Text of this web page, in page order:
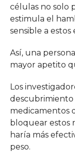
células no solo
estimula el
sensible a estos
Así, una
mayor apetito
Los
descubrimiento
medicamentos
bloquear estos
haría más
peso.